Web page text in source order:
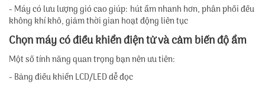
- Máy có lưu lượng gió cao giúp: hút ẩm nhanh hơn, phân phối đều
không khí khô, giảm thời gian hoạt động liên tục
Chọn máy có điều khiển điện tử và cảm biến độ ẩm
Một số tính năng quan trọng bạn nên ưu tiên:
- Bảng điều khiển LCD/LED dễ đọc